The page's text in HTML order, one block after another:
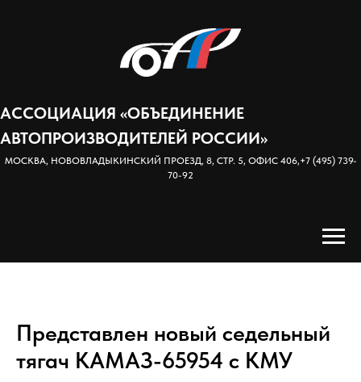
АССОЦИАЦИЯ «ОБЪЕДИНЕНИЕ
АВТОПРОИЗВОДИТЕЛЕЙ РОССИИ»
МОСКВА, НОВОВЛАДЫКИНСКИЙ ПРОЕЗД, 8, СТР. 5, ОФИС 406,+7 (495) 739-
70-92
Представлен новый седельный
тягач КАМАЗ-65954 с КМУ